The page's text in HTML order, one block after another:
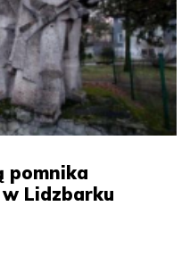
pomnika
Lidzbarku